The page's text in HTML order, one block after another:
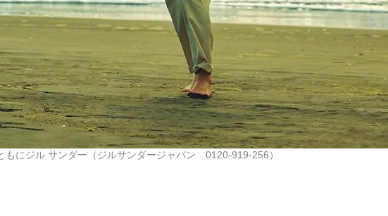
もにジル サンダー（ジルサンダージャパン 0120-919-256）